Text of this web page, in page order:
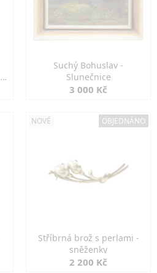
Suchý Bohuslav -
Slunečnice
3 000 Kč
NOVÉ OBJEDNÁNO
Stříbrná brož s perlami -
sněženky
2 200 Kč